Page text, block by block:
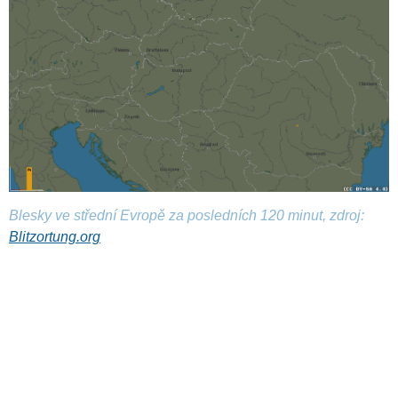
Blesky ve střední Evropě za posledních 120 minut, zdroj:
Blitzortung.org